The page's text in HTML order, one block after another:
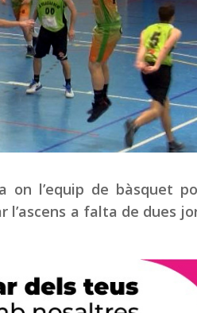
l’equip de bàsquet
l’ascens a falta de dues